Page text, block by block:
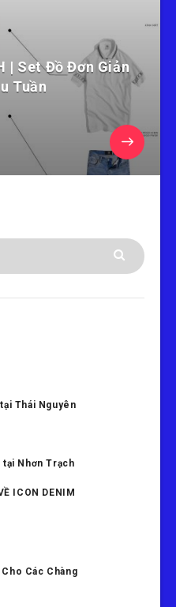
| Set Đồ Đơn Giản
Tuần
Thái Nguyên
tại Nhơn Trạch
ICON DENIM
Các Chàng